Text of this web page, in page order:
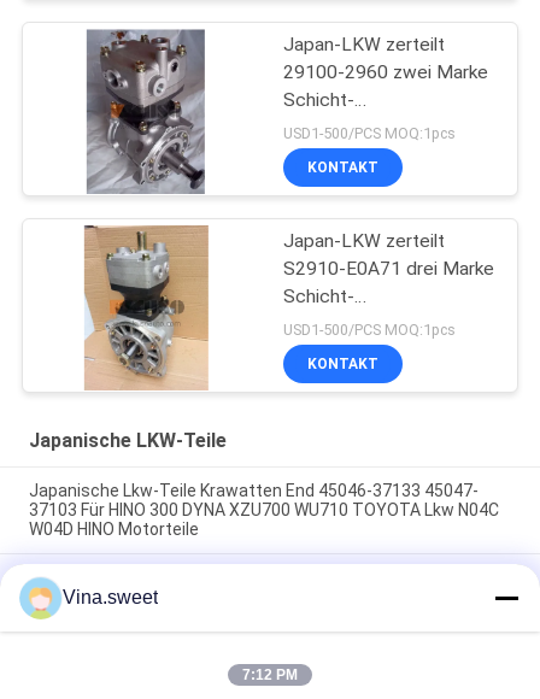
Japan-LKW zerteilt
29100-2960 zwei Marke
Schicht-
Luftkompressor-
Pumpen-Assy Fors HINO
700 Profia E13C HNTC
USD1-500/PCS MOQ:1pcs
KONTAKT
Japan-LKW zerteilt
S2910-E0A71 drei Marke
Schicht-
Luftkompressor-
Pumpen-Assy Fors HINO
700 Profia E13C HNTC
USD1-500/PCS MOQ:1pcs
KONTAKT
Japanische LKW-Teile
Japanische Lkw-Teile Krawatten End 45046-37133 45047-
37103 Für HINO 300 DYNA XZU700 WU710 TOYOTA Lkw N04C
W04D HINO Motorteile
Japanische Lkw-Teile Schnürstange Ende 45430-1740 45420-
1740 Für HINO SUPERNGER RK1J AK3H F3H Lkw J08C J05C
HINO ENGINE PARTS
Denso SVC Solenoidventil 294009-1221 04226-E0061 33130-
45700 Für HINO ISUZU HYUNDAI Kobelco Motor Japanische
Vina.sweet
7:12 PM